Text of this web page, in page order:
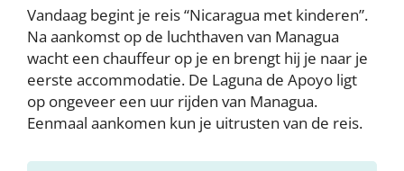
Vandaag begint je reis “Nicaragua met kinderen”.
Na aankomst op de luchthaven van Managua
wacht een chauffeur op je en brengt hij je naar je
eerste accommodatie. De Laguna de Apoyo ligt
op ongeveer een uur rijden van Managua.
Eenmaal aankomen kun je uitrusten van de reis.